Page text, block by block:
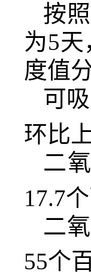
按
为5
度值
可
环比
二
17.7
二
55个